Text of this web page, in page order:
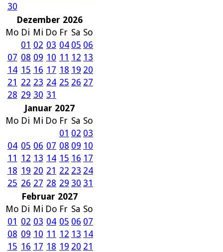
30
Dezember 2026
Mo Di Mi Do Fr Sa So
01 02 03 04 05 06
07 08 09 10 11 12 13
14 15 16 17 18 19 20
21 22 23 24 25 26 27
28 29 30 31
Januar 2027
Mo Di Mi Do Fr Sa So
01 02 03
04 05 06 07 08 09 10
11 12 13 14 15 16 17
18 19 20 21 22 23 24
25 26 27 28 29 30 31
Februar 2027
Mo Di Mi Do Fr Sa So
01 02 03 04 05 06 07
08 09 10 11 12 13 14
15 16 17 18 19 20 21